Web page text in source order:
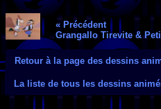
« Précédent
Grangallo Tirevite &
Retour à la page des dessins
La liste de tous les dessins